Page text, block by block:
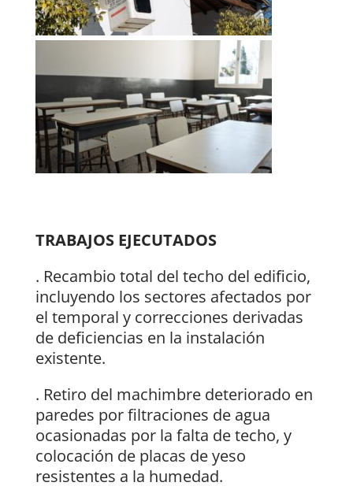
TRABAJOS EJECUTADOS
. Recambio total del techo del edificio,
incluyendo los sectores afectados por
el temporal y correcciones derivadas
de deficiencias en la instalación
existente.
. Retiro del machimbre deteriorado en
paredes por filtraciones de agua
ocasionadas por la falta de techo, y
colocación de placas de yeso
resistentes a la humedad.